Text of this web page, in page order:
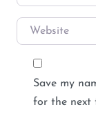
Website
Save my
for the next